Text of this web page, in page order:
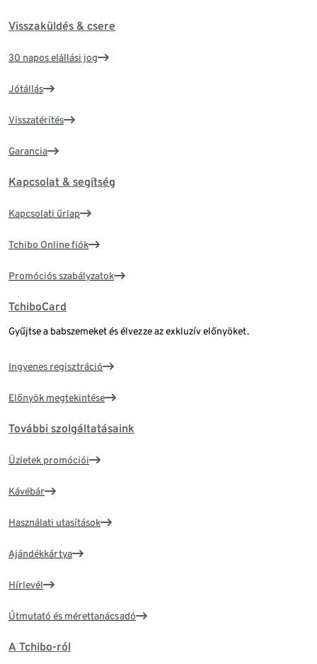
Visszaküldés & csere
30 napos elállási jog
Jótállás
Visszatérítés
Garancia
Kapcsolat & segítség
Kapcsolati űrlap
Tchibo Online fiók
Promóciós szabályzatok
TchiboCard
Gyűjtse a babszemeket és élvezze az exkluzív előnyöket.
Ingyenes regisztráció
Előnyök megtekintése
További szolgáltatásaink
Üzletek promóciói
Kávébár
Használati utasítások
Ajándékkártya
Hírlevél
Útmutató és mérettanácsadó
A Tchibo-ról